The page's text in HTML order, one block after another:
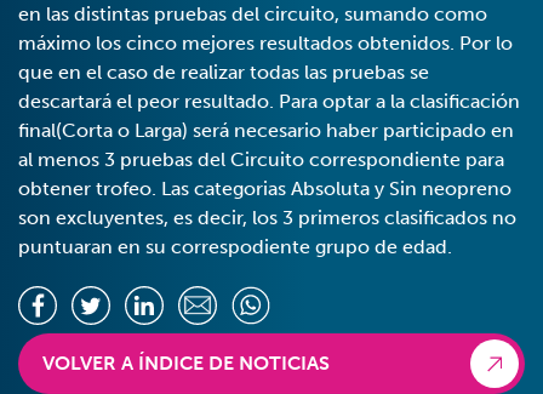
en las distintas pruebas del circuito, sumando como
máximo los cinco mejores resultados obtenidos. Por lo
que en el caso de realizar todas las pruebas se
descartará el peor resultado. Para optar a la clasificación
final(Corta o Larga) será necesario haber participado en
al menos 3 pruebas del Circuito correspondiente para
obtener trofeo. Las categorias Absoluta y Sin neopreno
son excluyentes, es decir, los 3 primeros clasificados no
puntuaran en su correspodiente grupo de edad.
VOLVER A ÍNDICE DE NOTICIAS